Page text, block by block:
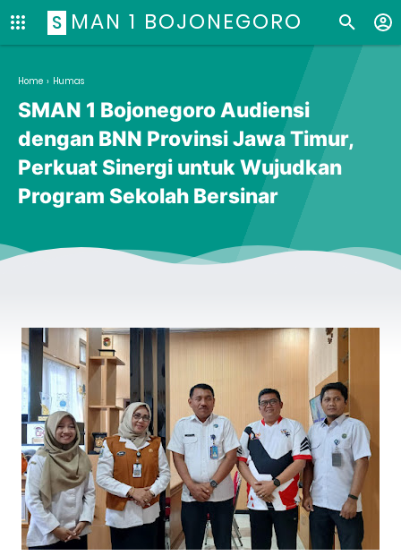
S MAN 1 BOJONEGORO
Home › Humas
SMAN 1 Bojonegoro Audiensi
dengan BNN Provinsi Jawa Timur,
Perkuat Sinergi untuk Wujudkan
Program Sekolah Bersinar